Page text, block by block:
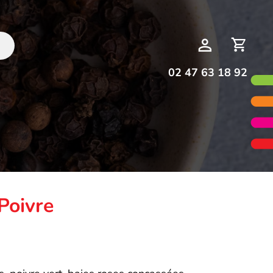
Mon
devis
02 47 63 18 92